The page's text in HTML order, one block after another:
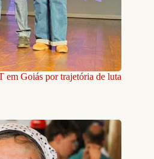
em Goiás por trajetória de luta